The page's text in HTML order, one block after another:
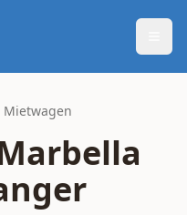
Mietwagen